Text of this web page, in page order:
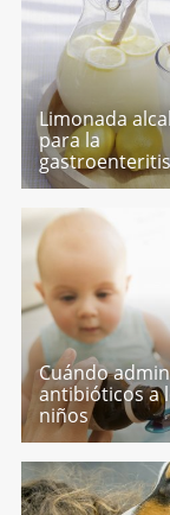
Limonada
para la
gastroenteritis
Cuándo
antibióticos a
niños